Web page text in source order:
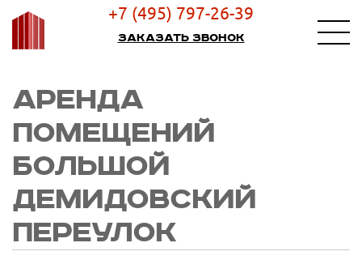
+7 (495) 797-26-39
Заказать звонок
АРЕНДА
ПОМЕЩЕНИЙ
БОЛЬШОЙ
ДЕМИДОВСКИЙ
ПЕРЕУЛОК